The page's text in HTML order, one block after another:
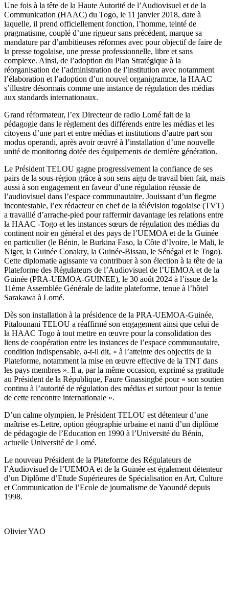
Une fois à la tête de la Haute Autorité de l’Audiovisuel et de la
Communication (HAAC) du Togo, le 11 janvier 2018, date à
laquelle, il prend officiellement fonction, l’homme, teinté de
pragmatisme, couplé d’une rigueur sans précédent, marque sa
mandature par d’ambitieuses réformes avec pour objectif de faire de
la presse togolaise, une presse professionnelle, libre et sans
complexe. Ainsi, de l’adoption du Plan Stratégique à la
réorganisation de l’administration de l’institution avec notamment
l’élaboration et l’adoption d’un nouvel organigramme, la HAAC
s’illustre désormais comme une instance de régulation des médias
aux standards internationaux.
Grand réformateur, l’ex Directeur de radio Lomé fait de la
pédagogie dans le règlement des différends entre les médias et les
citoyens d’une part et entre médias et institutions d’autre part son
modus operandi, après avoir œuvré à l’installation d’une nouvelle
unité de monitoring dotée des équipements de dernière génération.
Le Président TELOU gagne progressivement la confiance de ses
pairs de la sous-région grâce à son sens aigu de travail bien fait, mais
aussi à son engagement en faveur d’une régulation réussie de
l’audiovisuel dans l’espace communautaire. Jouissant d’un flegme
incontestable, l’ex rédacteur en chef de la télévision togolaise (TVT)
a travaillé d’arrache-pied pour raffermir davantage les relations entre
la HAAC -Togo et les instances sœurs de régulation des médias du
continent noir en général et des pays de l’UEMOA et de la Guinée
en particulier (le Bénin, le Burkina Faso, la Côte d’Ivoire, le Mali, le
Niger, la Guinée Conakry, la Guinée-Bissau, le Sénégal et le Togo).
Cette diplomatie agissante va contribuer à son élection à la tête de la
Plateforme des Régulateurs de l’Audiovisuel de l’UEMOA et de la
Guinée (PRA-UEMOA-GUINEE), le 30 août 2024 à l’issue de la
11ème Assemblée Générale de ladite plateforme, tenue à l’hôtel
Sarakawa à Lomé.
Dès son installation à la présidence de la PRA-UEMOA-Guinée,
Pitalounani TELOU a réaffirmé son engagement ainsi que celui de
la HAAC Togo à tout mettre en œuvre pour la consolidation des
liens de coopération entre les instances de l’espace communautaire,
condition indispensable, a-t-il dit, « à l’atteinte des objectifs de la
Plateforme, notamment la mise en œuvre effective de la TNT dans
les pays membres ». Il a, par la même occasion, exprimé sa gratitude
au Président de la République, Faure Gnassingbé pour « son soutien
continu à l’autorité de régulation des médias et surtout pour la tenue
de cette rencontre internationale ».
D’un calme olympien, le Président TELOU est détenteur d’une
maîtrise es-Lettre, option géographie urbaine et nanti d’un diplôme
de pédagogie de l’Education en 1990 à l’Université du Bénin,
actuelle Université de Lomé.
Le nouveau Président de la Plateforme des Régulateurs de
l’Audiovisuel de l’UEMOA et de la Guinée est également détenteur
d’un Diplôme d’Etude Supérieures de Spécialisation en Art, Culture
et Communication de l’Ecole de journalisme de Yaoundé depuis
1998.
Olivier YAO